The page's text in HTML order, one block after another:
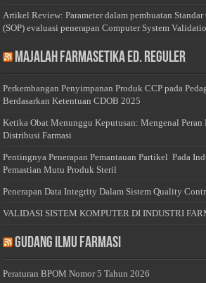
Artikel Review: Parameter dalam pembuatan Standar
(SOP) evaluasi penerapan Computer System
Majalah Farmasetika Ed. Reguler
Perkembangan Penyimpanan Produk CCP pada
Berdasarkan Ketentuan CDOB 2025
Ketika Obat Menunggu Keputusan: Mengenal Peran
Distribusi Farmasi
Pentingnya Penerapan Pemantauan Partikel Pada
Pemastian Mutu Produk Steril
Penerapan Data Integrity Dalam Sistem Quality
VALIDASI SISTEM KOMPUTER DI INDUSTRI
Gudang Ilmu Farmasi
Peraturan BPOM Nomor 5 Tahun 2026